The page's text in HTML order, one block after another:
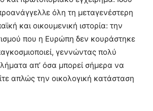
όλη τη μεταγενέστερη
και οικουμενική ιστορία: την
που η Eυρώπη δεν κουράστηκε
γεννώντας πολύ
απ’ όσα μπορεί σήμερα να
απλώς την οικολογική κατάσταση